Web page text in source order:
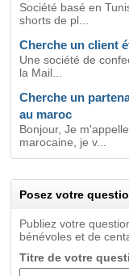
Société basé en
shorts de pl...
Cherche un client
Une société de
la Mail...
Cherche un
au maroc
Bonjour, Je
marocaine, je v...
Posez votre
Publiez votre
bénévoles et de
Titre de votre